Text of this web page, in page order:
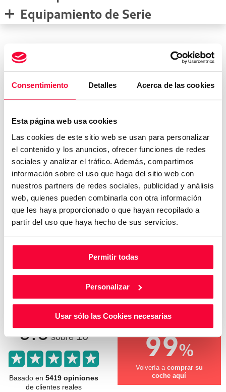
Consentimiento Detalles Acerca de las cookies
Esta página web usa cookies
Las cookies de este sitio web se usan para personalizar
el contenido y los anuncios, ofrecer funciones de redes
sociales y analizar el tráfico. Además, compartimos
información sobre el uso que haga del sitio web con
nuestros partners de redes sociales, publicidad y análisis
web, quienes pueden combinarla con otra información
que les haya proporcionado o que hayan recopilado a
partir del uso que haya hecho de sus servicios.
Permitir todas
Personalizar
Usar sólo las Cookies necesarias
Equipamiento de Serie
Medidas del vehículo
1662
Peso:1880kg
Maletero: 520L
Depósito:L
Otros clientes que ya compraron en
Audi Huertas Motor te cuentan cómo
les fue.
Conoce lo que opinan y cómo nos valoran nuestros
clientes.
9.6sobre10
Basado en 5419 opiniones
de clientes reales
99%
Volvería a comprar su
coche aquí